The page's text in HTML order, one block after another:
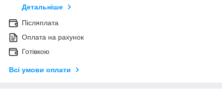
Детальніше
Післяплата
Оплата на рахунок
Готівкою
Всі умови оплати